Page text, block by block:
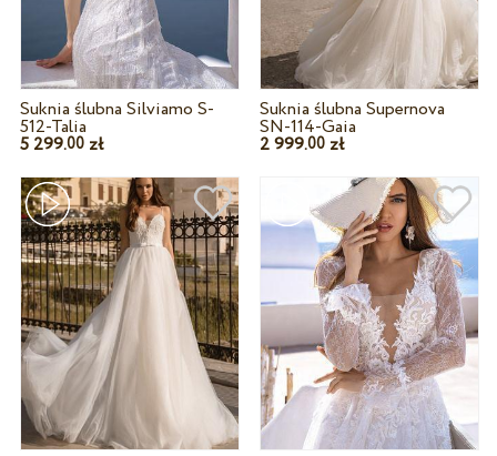
Suknia ślubna Silviamo S-
512-Talia
5 299.00zł
Suknia ślubna Supernova
SN-114-Gaia
2 999.00 zł